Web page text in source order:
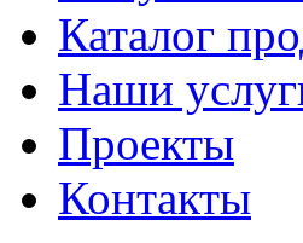
Каталог
Наши
Проекты
Контакты